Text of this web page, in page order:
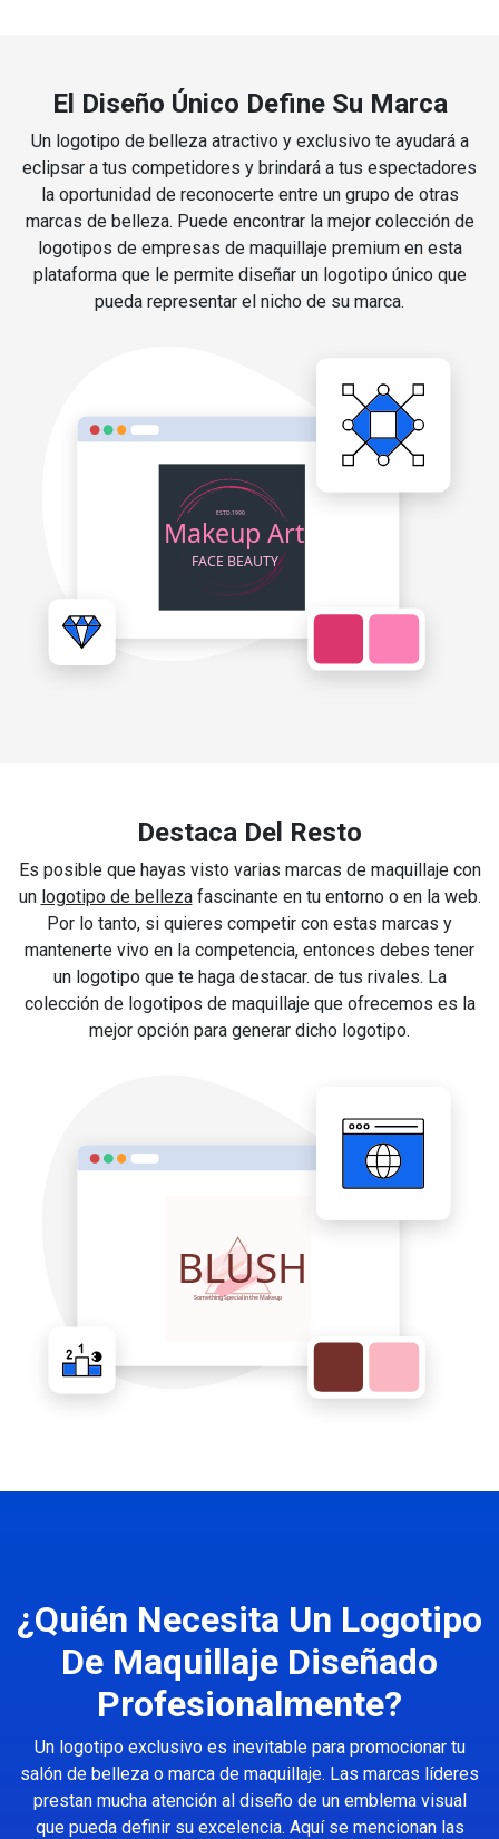
El Diseño Único Define Su Marca
Un logotipo de belleza atractivo y exclusivo te ayudará a
eclipsar a tus competidores y brindará a tus espectadores
la oportunidad de reconocerte entre un grupo de otras
marcas de belleza. Puede encontrar la mejor colección de
logotipos de empresas de maquillaje premium en esta
plataforma que le permite diseñar un logotipo único que
pueda representar el nicho de su marca.
Destaca Del Resto
Es posible que hayas visto varias marcas de maquillaje con
un logotipo de bellezafascinante en tu entorno o en la web.
Por lo tanto, si quieres competir con estas marcas y
mantenerte vivo en la competencia, entonces debes tener
un logotipo que te haga destacar. de tus rivales. La
colección de logotipos de maquillaje que ofrecemos es la
mejor opción para generar dicho logotipo.
¿Quién Necesita Un Logotipo
De Maquillaje Diseñado
Profesionalmente?
Un logotipo exclusivo es inevitable para promocionar tu
salón de belleza o marca de maquillaje. Las marcas líderes
prestan mucha atención al diseño de un emblema visual
que pueda definir su excelencia. Aquí se mencionan las